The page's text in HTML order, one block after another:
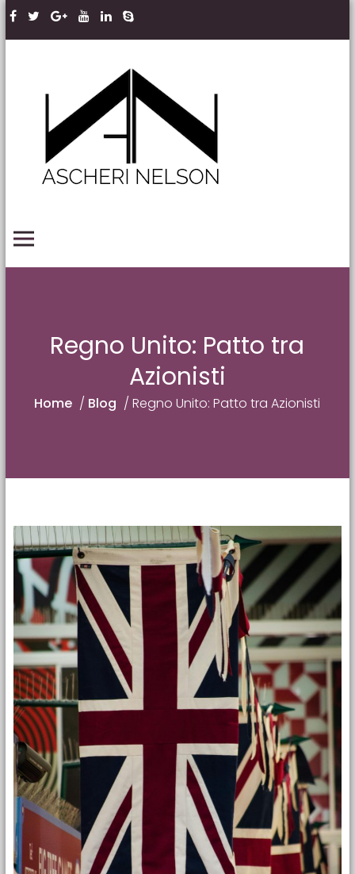
Skip to content
Regno Unito: Patto tra
Azionisti
Home / Blog /Regno Unito: Patto tra Azionisti